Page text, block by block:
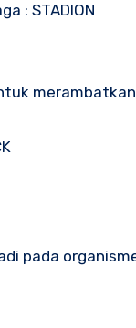
: STADION
pada organisme